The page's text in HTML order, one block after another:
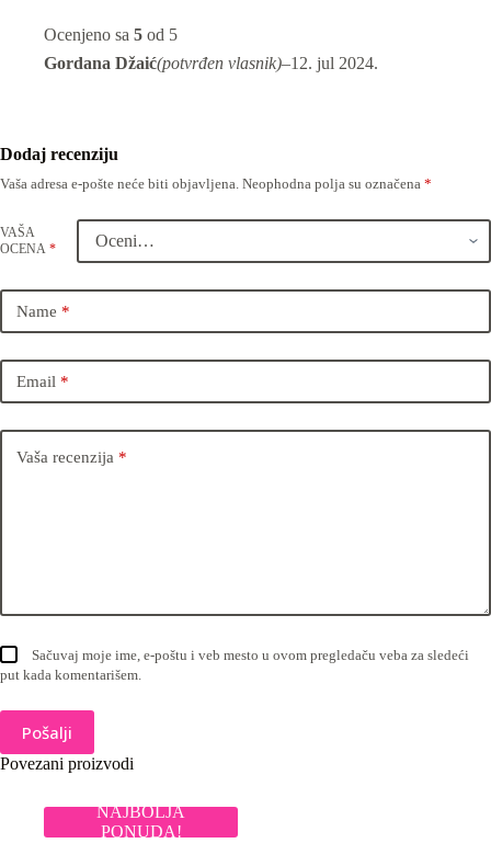
Ocenjeno sa 5 od 5
Gordana Džaić(potvrđen vlasnik)–12. jul 2024.
Dodaj recenziju
Vaša adresa e-pošte neće biti objavljena. Neophodna polja su označena *
VAŠA
OCENA *
Name *
Email *
Vaša recenzija *
Sačuvaj moje ime, e-poštu i veb mesto u ovom pregledaču veba za sledeći
put kada komentarišem.
Pošalji
Povezani proizvodi
NAJBOLJA
PONUDA!